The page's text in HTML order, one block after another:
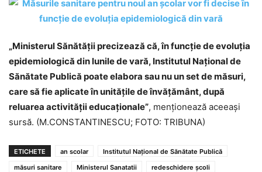
„Ministerul Sănătăţii precizează că, în funcţie de evoluţia
epidemiologică din lunile de vară, Institutul Naţional de
Sănătate Publică poate elabora sau nu un set de măsuri,
care să fie aplicate în unităţile de învăţământ, după
reluarea activităţii educaţionale”, menţionează aceeaşi
sursă. (M.CONSTANTINESCU; FOTO: TRIBUNA)
ETICHETE an scolar
Institutul Naţional de Sănătate Publică
măsuri sanitare
Ministerul Sanatatii redeschidere şcoli